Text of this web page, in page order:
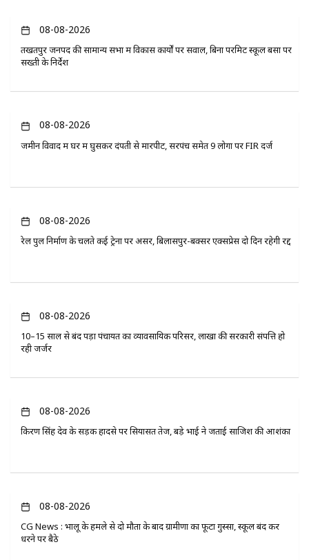
08-08-2026
तखतपुर जनपद की सामान्य सभा में विकास कार्यों पर सवाल, बिना परमिट स्कूल बसों पर
सख्ती के निर्देश
08-08-2026
जमीन विवाद में घर में घुसकर दंपती से मारपीट, सरपंच समेत 9 लोगों पर FIR दर्ज
08-08-2026
रेल पुल निर्माण के चलते कई ट्रेनों पर असर, बिलासपुर-बक्सर एक्सप्रेस दो दिन रहेगी रद्द
08-08-2026
10–15 साल से बंद पड़ा पंचायत का व्यावसायिक परिसर, लाखों की सरकारी संपत्ति हो
रही जर्जर
08-08-2026
किरण सिंह देव के सड़क हादसे पर सियासत तेज, बड़े भाई ने जताई साजिश की आशंका
08-08-2026
CG News : भालू के हमले से दो मौतों के बाद ग्रामीणों का फूटा गुस्सा, स्कूल बंद कर
धरने पर बैठे